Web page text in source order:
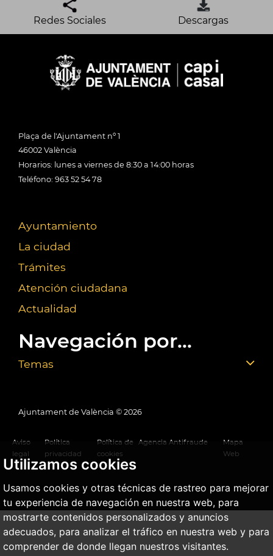
Utilizamos cookies
Usamos cookies y otras técnicas de rastreo para mejorar
tu experiencia de navegación en nuestra web, para
mostrarte contenidos personalizados y anuncios
adecuados, para analizar el tráfico en nuestra web y para
comprender de donde llegan nuestros visitantes.
Redes Sociales Descargas
Plaça de l'Ajuntament nº 1
46002 València
Horarios: lunes a viernes de 8:30 a 14:00 horas
Teléfono: 963 52 54 78
Ayuntamiento
La ciudad
Trámites
Atención ciudadana
Actualidad
Navegación por...
Temas
Ajuntament de València © 2026
Aviso
legal
Política
privacidad
Política de
cookies
Agencia Antifraude
Mapa
Web